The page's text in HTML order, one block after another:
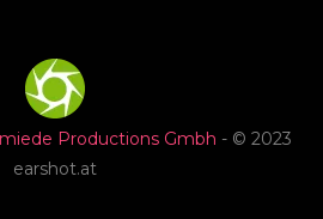
Productions Gmbh - © 2023
earshot.at